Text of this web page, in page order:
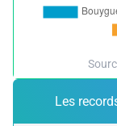
Les